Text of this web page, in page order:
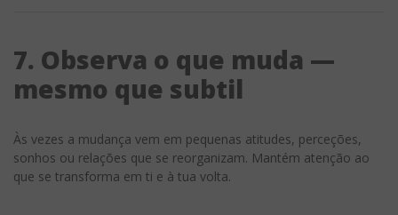
7. Observa o que muda —
mesmo que subtil
Às vezes a mudança vem em pequenas atitudes, perceções,
sonhos ou relações que se reorganizam. Mantém atenção ao
que se transforma em ti e à tua volta.